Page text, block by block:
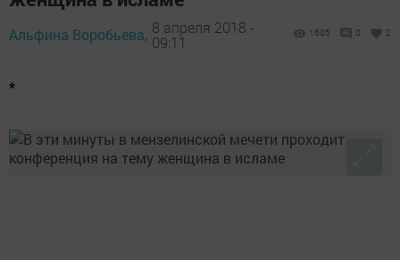
Альфина Воробьева, 8 апреля 2018 -
09:11
1605 0 2
*